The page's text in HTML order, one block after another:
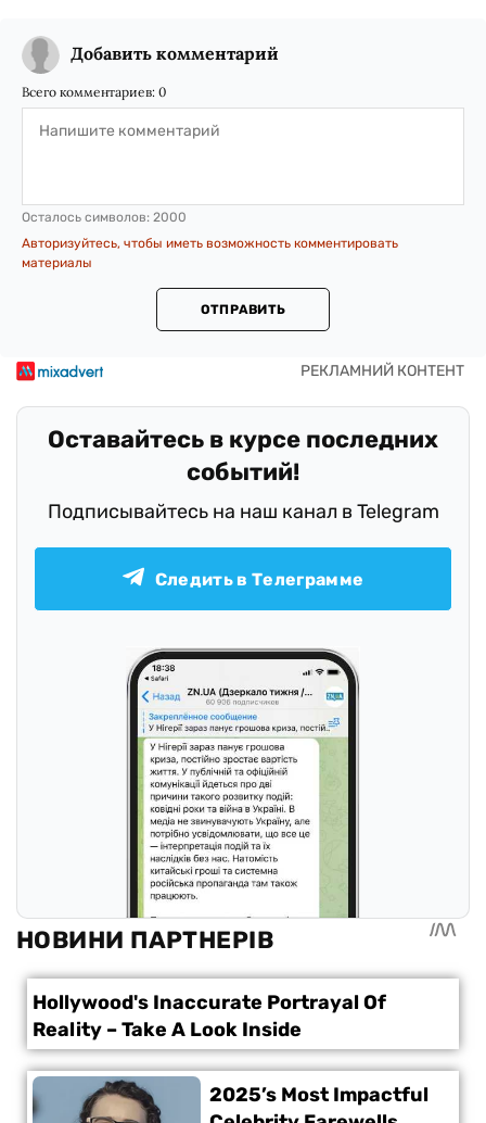
Добавить комментарий
Всего комментариев: 0
Осталось символов: 2000
Авторизуйтесь, чтобы иметь возможность комментировать
материалы
ОТПРАВИТЬ
Оставайтесь в курсе последних
событий!
Подписывайтесь на наш канал в Telegram
Следить в Телеграмме